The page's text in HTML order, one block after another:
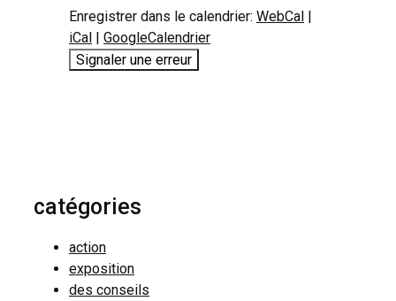
Enregistrer dans le calendrier: WebCal |
iCal | GoogleCalendrier
Signaler une erreur
catégories
action
exposition
des conseils